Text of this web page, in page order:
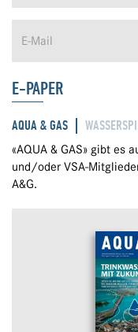
E-PAPER
AQUA & GAS
«AQUA & GAS» gibt es
und/oder VSA-
A&G.